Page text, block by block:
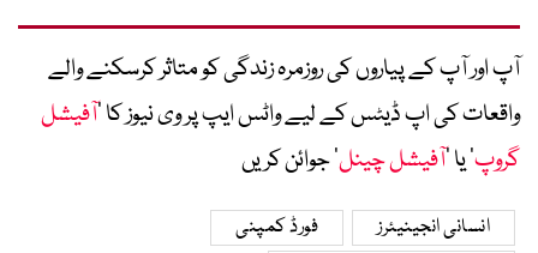
آپ اور آپ کے پیاروں کی روزمرہ زندگی کو متاثر کرسکنے والے
واقعات کی اپ ڈیٹس کے لیے واٹس ایپ پر وی نیوز کا ’آفیشل
گروپ‘ یا ’آفیشل چینل‘ جوائن کریں
انسانی انجینیئرز
فورڈ کمپنی